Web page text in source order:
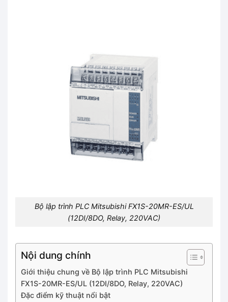
Bộ lập trình PLC Mitsubishi FX1S-20MR-ES/UL
(12DI/8DO, Relay, 220VAC)
Nội dung chính
Giới thiệu chung về Bộ lập trình PLC Mitsubishi
FX1S-20MR-ES/UL (12DI/8DO, Relay, 220VAC)
Đặc điểm kỹ thuật nổi bật